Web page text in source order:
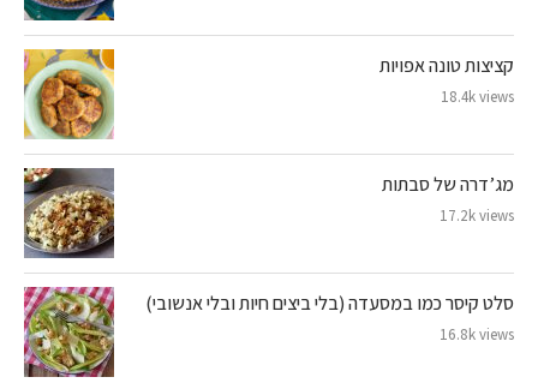
קציצות טונה אפויות
18.4k views
מג’דרה של סבתות
17.2k views
סלט קיסר כמו במסעדה (בלי ביצים חיות ובלי אנשובי)
16.8k views